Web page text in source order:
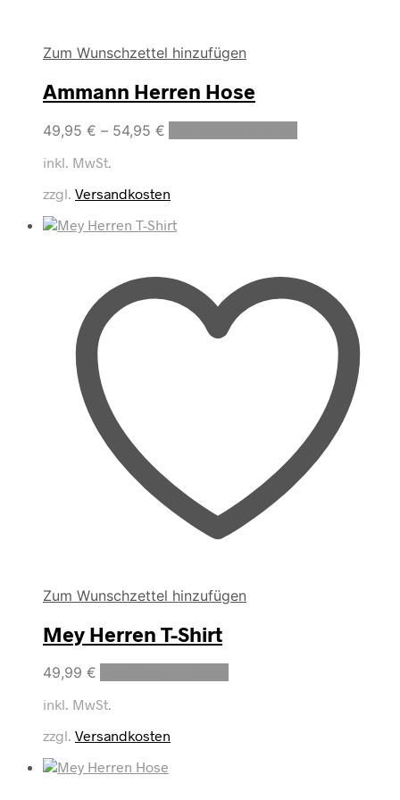
Zum Wunschzettel hinzufügen
Ammann Herren Hose
49,95 € – 54,95 €
auf
der
Produktseite
gewählt
werden
inkl. MwSt.
zzgl. Versandkosten
Zum Wunschzettel hinzufügen
Mey Herren T-Shirt
49,99 €
inkl. MwSt.
zzgl. Versandkosten